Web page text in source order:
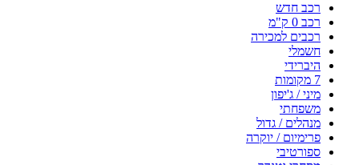
רכב חדש
רכב 0 ק"מ
רכבים למכירה
חשמלי
היברידי
7 מקומות
מיני / ג'יפון
משפחתי
מנהלים / גדול
פרימיום / יוקרה
ספורטיבי